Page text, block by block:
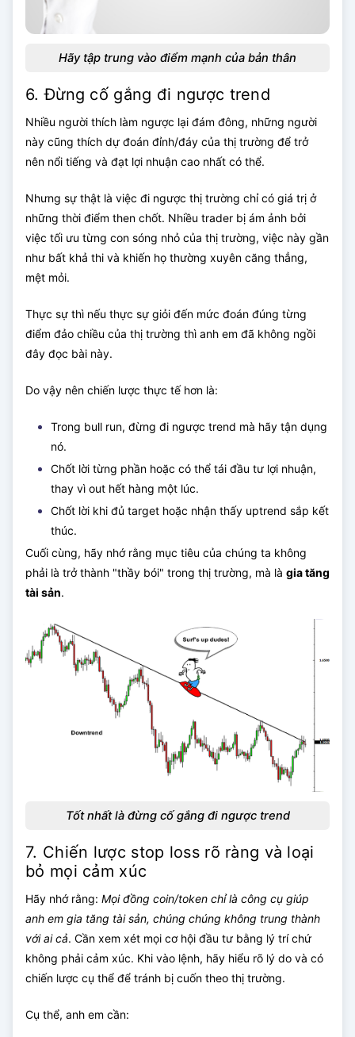
Hãy tập trung vào điểm mạnh của bản thân
6. Đừng cố gắng đi ngược trend
Nhiều người thích làm ngược lại đám đông, những người
này cũng thích dự đoán đỉnh/đáy của thị trường để trở
nên nổi tiếng và đạt lợi nhuận cao nhất có thể.
Nhưng sự thật là việc đi ngược thị trường chỉ có giá trị ở
những thời điểm then chốt. Nhiều trader bị ám ảnh bởi
việc tối ưu từng con sóng nhỏ của thị trường, việc này gần
như bất khả thi và khiến họ thường xuyên căng thẳng,
mệt mỏi.
Thực sự thì nếu thực sự giỏi đến mức đoán đúng từng
điểm đảo chiều của thị trường thì anh em đã không ngồi
đây đọc bài này.
Do vậy nên chiến lược thực tế hơn là:
Trong bull run, đừng đi ngược trend mà hãy tận dụng
nó.
Chốt lời từng phần hoặc có thể tái đầu tư lợi nhuận,
thay vì out hết hàng một lúc.
Chốt lời khi đủ target hoặc nhận thấy uptrend sắp kết
thúc.
Cuối cùng, hãy nhớ rằng mục tiêu của chúng ta không
phải là trở thành "thầy bói" trong thị trường, mà là gia tăng
tài sản.
Tốt nhất là đừng cố gắng đi ngược trend
7. Chiến lược stop loss rõ ràng và loại
bỏ mọi cảm xúc
Hãy nhớ rằng: Mọi đồng coin/token chỉ là công cụ giúp
anh em gia tăng tài sản, chúng chúng không trung thành
với ai cả. Cần xem xét mọi cơ hội đầu tư bằng lý trí chứ
không phải cảm xúc. Khi vào lệnh, hãy hiểu rõ lý do và có
chiến lược cụ thể để tránh bị cuốn theo thị trường.
Cụ thể, anh em cần: